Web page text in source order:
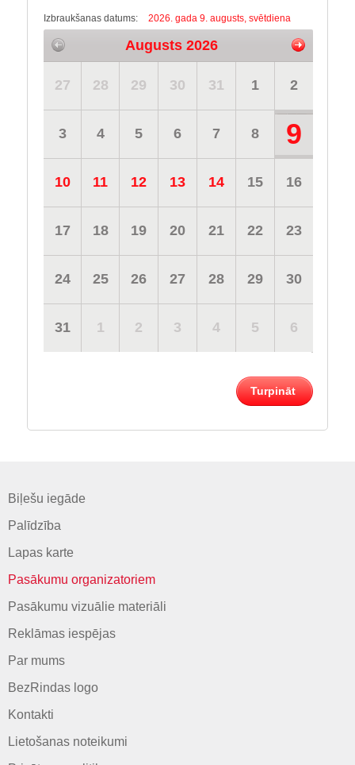
Izbraukšanas datums: 2026. gada 9. augusts, svētdiena
Augusts 2026
27 28 29 30 31 1 2
3 4 5 6 7 8 9
10 11 12 13 14 15 16
17 18 19 20 21 22 23
24 25 26 27 28 29 30
31 1 2 3 4 5 6
Turpināt
Biļešu iegāde
Palīdzība
Lapas karte
Pasākumu organizatoriem
Pasākumu vizuālie materiāli
Reklāmas iespējas
Par mums
BezRindas logo
Kontakti
Lietošanas noteikumi